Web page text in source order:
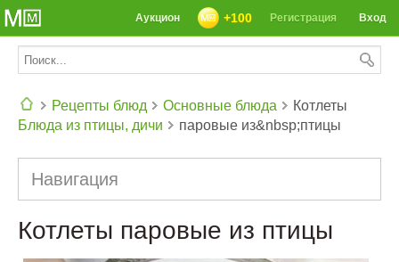
Вход
Регистрация
+100
Аукцион
Рецепты блюд
Основные блюда
Блюда из птицы, дичи
Котлеты
паровые из&nbsp;птицы
Навигация
Котлеты паровые из птицы